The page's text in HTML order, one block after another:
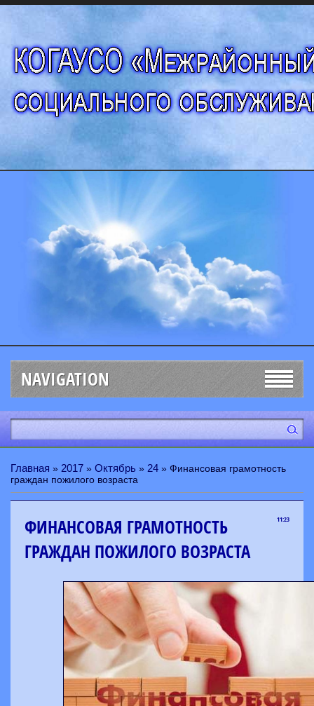
NAVIGATION
Главная » 2017 » Октябрь » 24 » Финансовая грамотность
граждан пожилого возраста
11:23
ФИНАНСОВАЯ ГРАМОТНОСТЬ
ГРАЖДАН ПОЖИЛОГО ВОЗРАСТА